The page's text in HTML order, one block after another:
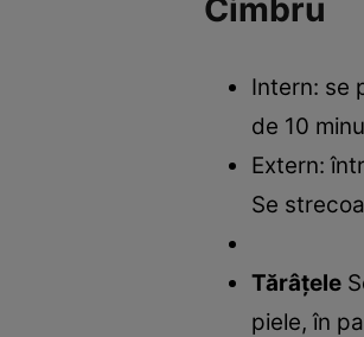
Cimbru
Intern: se
de 10
Extern:
Se
Tărâţele
piele, în